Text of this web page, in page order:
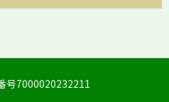
号7000020232211